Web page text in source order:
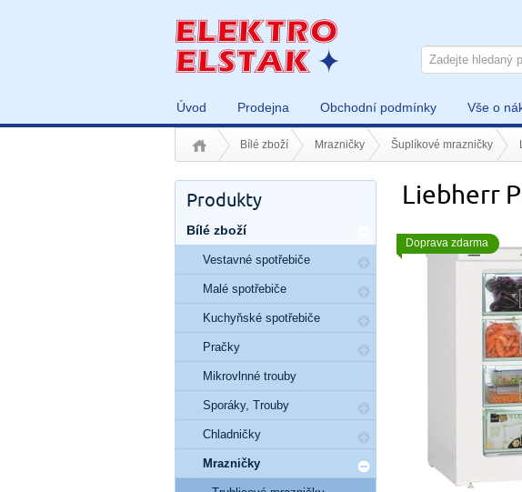
Úvod Prodejna Obchodní podmínky Vše o
Bílé zboží Mrazničky Šuplíkové mrazničky
Liebherr
Doprava zdarma
Produkty
Bílé zboží
Vestavné spotřebiče
Malé spotřebiče
Kuchyňské spotřebiče
Pračky
Mikrovlnné trouby
Sporáky, Trouby
Chladničky
Mrazničky